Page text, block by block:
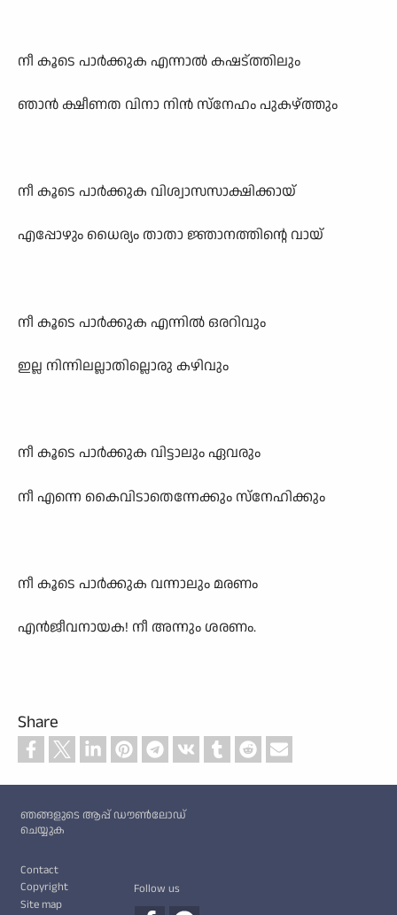
നീ കൂടെ പാർക്കുക എന്നാൽ കഷട്ത്തിലും
ഞാൻ ക്ഷീണത വിനാ നിൻ സ്നേഹം പുകഴ്ത്തും
നീ കൂടെ പാർക്കുക വിശ്വാസസാക്ഷിക്കായ്
എപ്പോഴും ധൈര്യം താതാ ജ്ഞാനത്തിന്റെ വായ്
നീ കൂടെ പാർക്കുക എന്നിൽ ഒരറിവും
ഇല്ല നിന്നിലല്ലാതില്ലൊരു കഴിവും
നീ കൂടെ പാർക്കുക വിട്ടാലും ഏവരും
നീ എന്നെ കൈവിടാതെന്നേക്കും സ്നേഹിക്കും
നീ കൂടെ പാർക്കുക വന്നാലും മരണം
എൻജീവനായക! നീ അന്നും ശരണം.
Share
ഞങ്ങളുടെ ആപ്പ് ഡൗൺലോഡ്
ചെയ്യുക
Contact
Copyright
Site map
Follow us